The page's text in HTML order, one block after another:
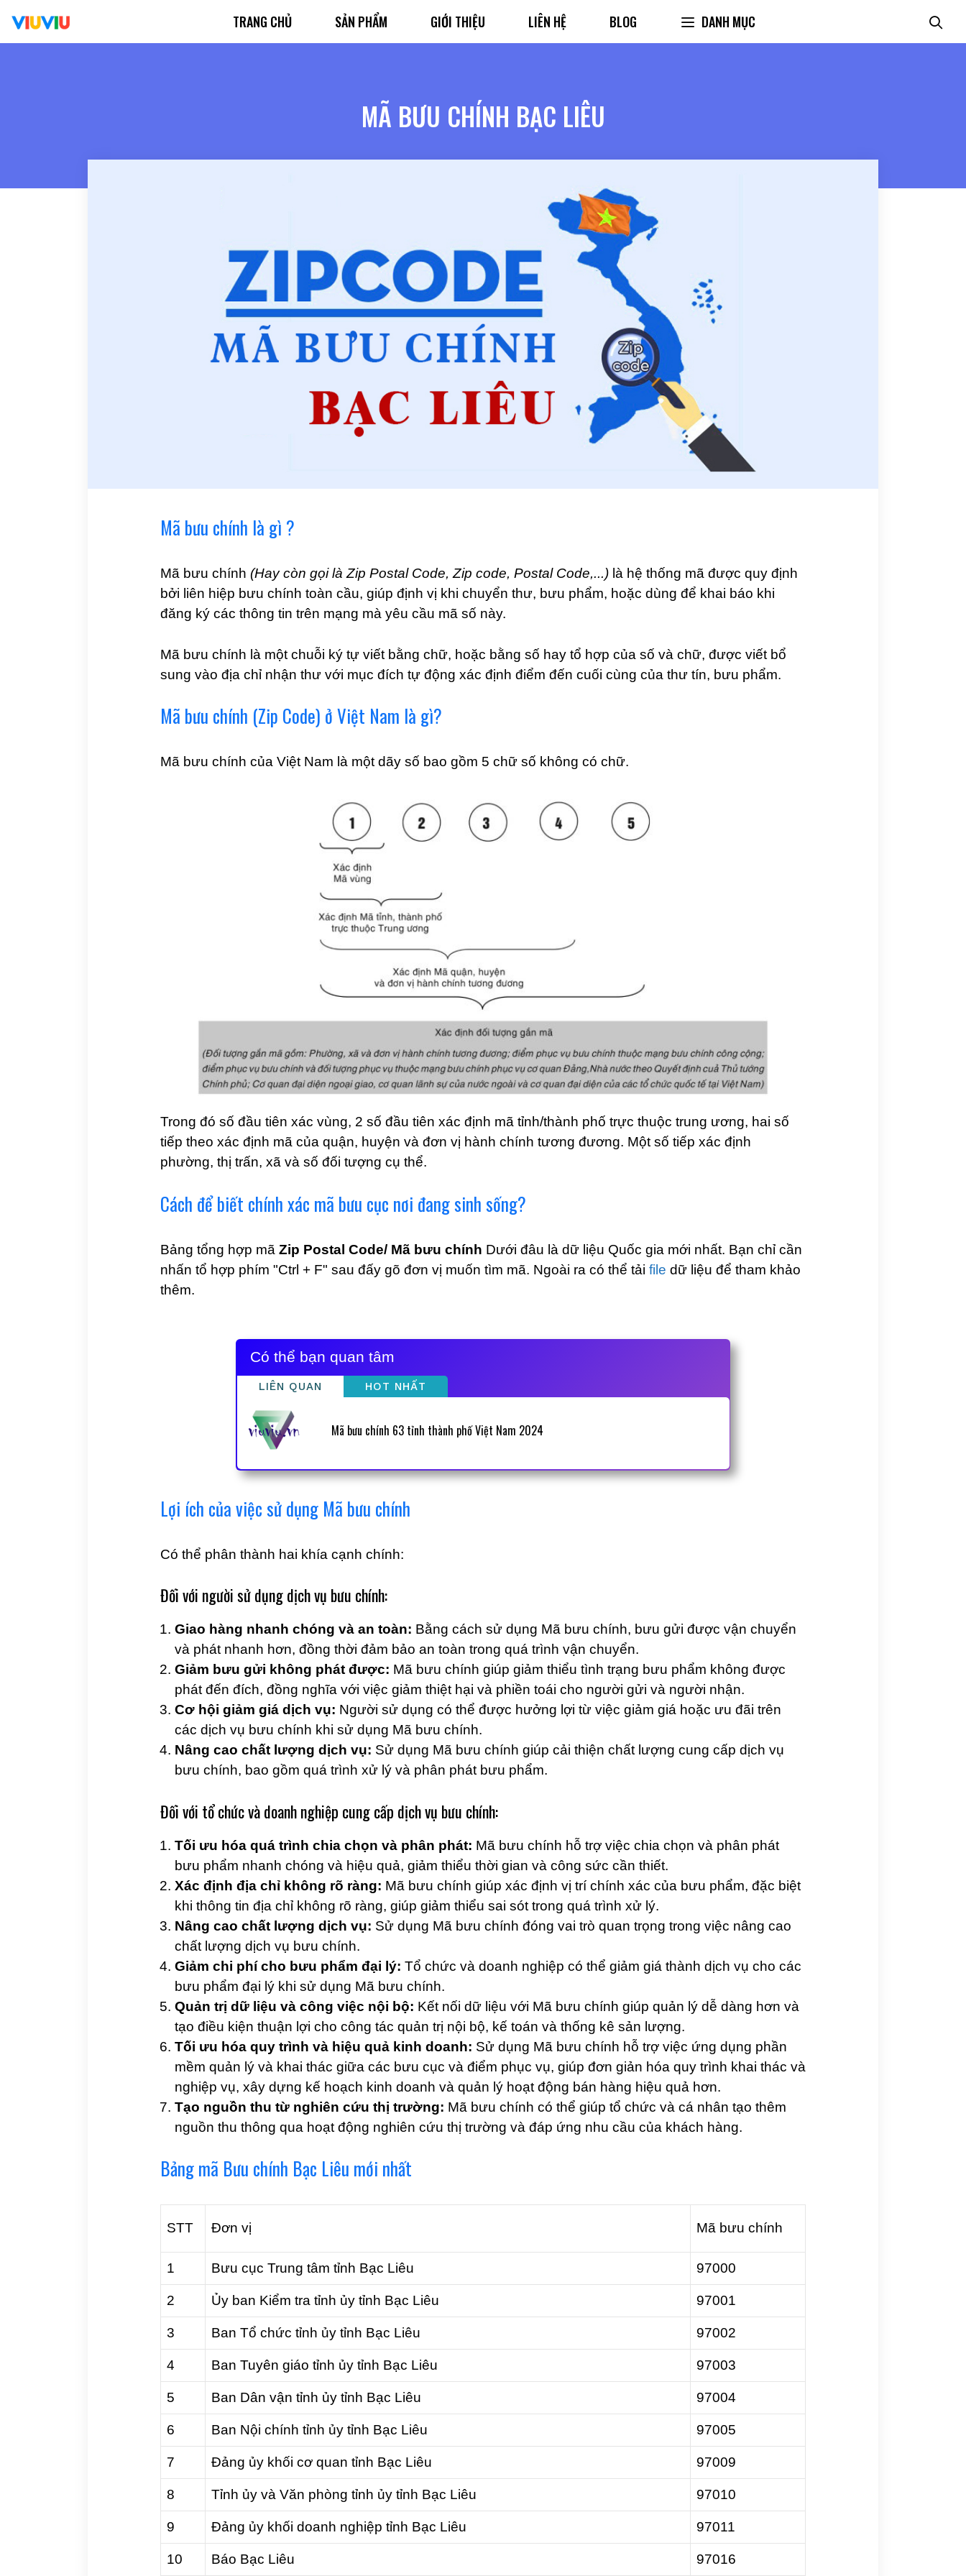
đến
TRANG CHỦ SẢN PHẨM GIỚI THIỆU LIÊN HỆ BLOG DANH MỤC
MÃ BƯU CHÍNH BẠC LIÊU
Mã bưu chính là gì ?
Mã bưu chính (Hay còn gọi là Zip Postal Code, Zip code, Postal Code,...) là hệ thống mã được quy định
bởi liên hiệp bưu chính toàn cầu, giúp định vị khi chuyển thư, bưu phẩm, hoặc dùng để khai báo khi
đăng ký các thông tin trên mạng mà yêu cầu mã số này.
Mã bưu chính là một chuỗi ký tự viết bằng chữ, hoặc bằng số hay tổ hợp của số và chữ, được viết bổ
sung vào địa chỉ nhận thư với mục đích tự động xác định điểm đến cuối cùng của thư tín, bưu phẩm.
Mã bưu chính (Zip Code) ở Việt Nam là gì?
Mã bưu chính của Việt Nam là một dãy số bao gồm 5 chữ số không có chữ.
Trong đó số đầu tiên xác vùng, 2 số đầu tiên xác định mã tỉnh/thành phố trực thuộc trung ương, hai số
tiếp theo xác định mã của quận, huyện và đơn vị hành chính tương đương. Một số tiếp xác định
phường, thị trấn, xã và số đối tượng cụ thể.
Cách để biết chính xác mã bưu cục nơi đang sinh sống?
Bảng tổng hợp mã Zip Postal Code/ Mã bưu chính Dưới đâu là dữ liệu Quốc gia mới nhất. Bạn chỉ cần
nhấn tổ hợp phím "Ctrl + F" sau đấy gõ đơn vị muốn tìm mã. Ngoài ra có thể tải file dữ liệu để tham khảo
thêm.
Có thể bạn quan tâm
LIÊN QUAN HOT NHẤT
Mã bưu chính 63 tỉnh thành phố Việt Nam 2024
Lợi ích của việc sử dụng Mã bưu chính
Có thể phân thành hai khía cạnh chính:
Đối với người sử dụng dịch vụ bưu chính:
Giao hàng nhanh chóng và an toàn: Bằng cách sử dụng Mã bưu chính, bưu gửi được vận chuyển
và phát nhanh hơn, đồng thời đảm bảo an toàn trong quá trình vận chuyển.
Giảm bưu gửi không phát được: Mã bưu chính giúp giảm thiểu tình trạng bưu phẩm không được
phát đến đích, đồng nghĩa với việc giảm thiệt hại và phiền toái cho người gửi và người nhận.
Cơ hội giảm giá dịch vụ: Người sử dụng có thể được hưởng lợi từ việc giảm giá hoặc ưu đãi trên
các dịch vụ bưu chính khi sử dụng Mã bưu chính.
Nâng cao chất lượng dịch vụ: Sử dụng Mã bưu chính giúp cải thiện chất lượng cung cấp dịch vụ
bưu chính, bao gồm quá trình xử lý và phân phát bưu phẩm.
Đối với tổ chức và doanh nghiệp cung cấp dịch vụ bưu chính:
Tối ưu hóa quá trình chia chọn và phân phát: Mã bưu chính hỗ trợ việc chia chọn và phân phát
bưu phẩm nhanh chóng và hiệu quả, giảm thiểu thời gian và công sức cần thiết.
Xác định địa chỉ không rõ ràng: Mã bưu chính giúp xác định vị trí chính xác của bưu phẩm, đặc biệt
khi thông tin địa chỉ không rõ ràng, giúp giảm thiểu sai sót trong quá trình xử lý.
Nâng cao chất lượng dịch vụ: Sử dụng Mã bưu chính đóng vai trò quan trọng trong việc nâng cao
chất lượng dịch vụ bưu chính.
Giảm chi phí cho bưu phẩm đại lý: Tổ chức và doanh nghiệp có thể giảm giá thành dịch vụ cho các
bưu phẩm đại lý khi sử dụng Mã bưu chính.
Quản trị dữ liệu và công việc nội bộ: Kết nối dữ liệu với Mã bưu chính giúp quản lý dễ dàng hơn và
tạo điều kiện thuận lợi cho công tác quản trị nội bộ, kế toán và thống kê sản lượng.
Tối ưu hóa quy trình và hiệu quả kinh doanh: Sử dụng Mã bưu chính hỗ trợ việc ứng dụng phần
mềm quản lý và khai thác giữa các bưu cục và điểm phục vụ, giúp đơn giản hóa quy trình khai thác và
nghiệp vụ, xây dựng kế hoạch kinh doanh và quản lý hoạt động bán hàng hiệu quả hơn.
Tạo nguồn thu từ nghiên cứu thị trường: Mã bưu chính có thể giúp tổ chức và cá nhân tạo thêm
nguồn thu thông qua hoạt động nghiên cứu thị trường và đáp ứng nhu cầu của khách hàng.
Bảng mã Bưu chính Bạc Liêu mới nhất
STT Đơn vị Mã bưu chính
1 Bưu cục Trung tâm tỉnh Bạc Liêu 97000
2 Ủy ban Kiểm tra tỉnh ủy tỉnh Bạc Liêu 97001
3 Ban Tổ chức tỉnh ủy tỉnh Bạc Liêu 97002
4 Ban Tuyên giáo tỉnh ủy tỉnh Bạc Liêu 97003
5 Ban Dân vận tỉnh ủy tỉnh Bạc Liêu 97004
6 Ban Nội chính tỉnh ủy tỉnh Bạc Liêu 97005
7 Đảng ủy khối cơ quan tỉnh Bạc Liêu 97009
8 Tỉnh ủy và Văn phòng tỉnh ủy tỉnh Bạc Liêu 97010
9 Đảng ủy khối doanh nghiệp tỉnh Bạc Liêu 97011
10 Báo Bạc Liêu 97016